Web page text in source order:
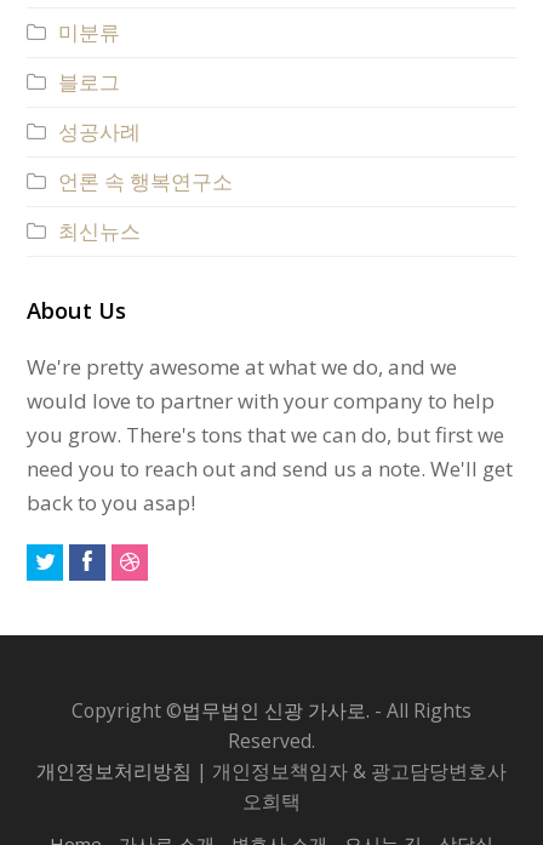
미분류
블로그
성공사례
언론 속 행복연구소
최신뉴스
About Us
We're pretty awesome at what we do, and we
would love to partner with your company to help
you grow. There's tons that we can do, but first we
need you to reach out and send us a note. We'll get
back to you asap!
Copyright ©법무법인 신광 가사로. - All Rights
Reserved.
개인정보처리방침 | 개인정보책임자 & 광고담당변호사
오희택